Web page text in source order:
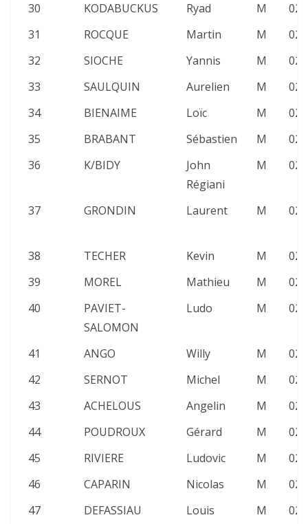
30 KODABUCKUS Ryad M
31
ROCQUE Martin M
32
SIOCHE Yannis M
33
SAULQUIN Aurelien M
34
BIENAIME Loïc M
35
BRABANT Sébastien M
36
K/BIDY
John
Régiani
M
37 GRONDIN Laurent M
38 TECHER Kevin M
39
MOREL Mathieu M
40
PAVIET-
SALOMON
Ludo M
41 ANGO Willy M
42
SERNOT Michel M
43
ACHELOUS Angelin M
44
POUDROUX Gérard M
45
RIVIERE Ludovic M
46
CAPARIN Nicolas M
47
DEFASSIAU Louis M